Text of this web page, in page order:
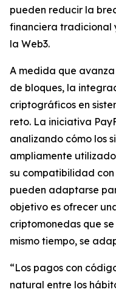
pueden reducir la
financiera tradicional
la Web3.
A medida que
de bloques, la
criptográficos en
reto. La iniciativa
analizando cómo los
ampliamente
su compatibilidad con
pueden adaptarse
objetivo es ofrecer
criptomonedas que
mismo tiempo, se
“Los pagos con
natural entre los